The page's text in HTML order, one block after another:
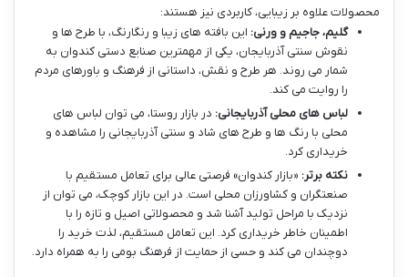
محصولات علاوه بر زیبایی، کاربردی نیز هستند:
گلیم، جاجیم و ورنی: این بافته های زیبا و رنگارنگ، با طرح ها و
نقوش سنتی آذربایجان، یکی از مهمترین صنایع دستی کندوان به
شمار می روند. هر طرح و نقش، داستانی از فرهنگ و باورهای مردم
را روایت می کند.
لباس های محلی آذربایجانی: در بازار روستا، می توان لباس های
محلی با رنگ ها و طرح های شاد و سنتی آذربایجانی را مشاهده و
خریداری کرد.
نکته برتر: «بازار کندوان» فرصتی عالی برای تعامل مستقیم با
صنعتگران و کشاورزان محلی است. در این بازار کوچک، می توان از
نزدیک با مراحل تولید آشنا شد و محصولاتی اصیل و تازه را با
اطمینان خاطر خریداری کرد. این تعامل مستقیم، لذت خرید را
دوچندان می کند و حسی از حمایت از فرهنگ بومی را به همراه دارد.